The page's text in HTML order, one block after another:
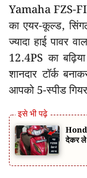
Yamaha FZS-
का एयर-कूल्ड,
ज्यादा हाई पावर
12.4PS का
शानदार टॉर्क
आपको 5-स्पीड
देकर